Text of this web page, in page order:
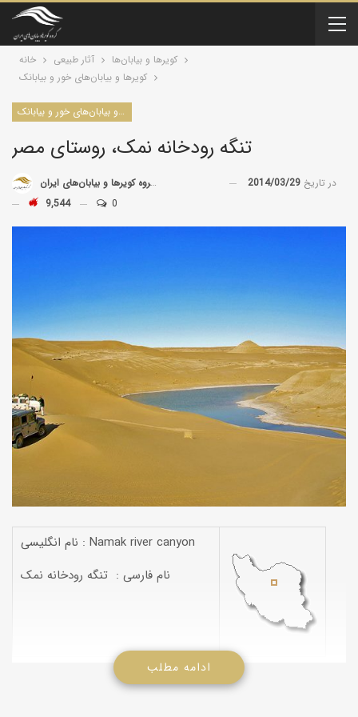
خانه آثار طبیعی
کویرها و بیابان‌ها
کویرها و بیابان‌های خور و بیابانک
کویرها و بیابان‌های خور و بیابانک
تنگه رودخانه نمک، روستای مصر
توسط گروه کویرها و بیابان‌های ایران در تاریخ 2014/03/29
9,544
0
نام انگلیسی : Namak river canyon
تنگه رودخانه نمک در موقعیت جغرافیایی N341137 E544643 در
ادامه مطلب